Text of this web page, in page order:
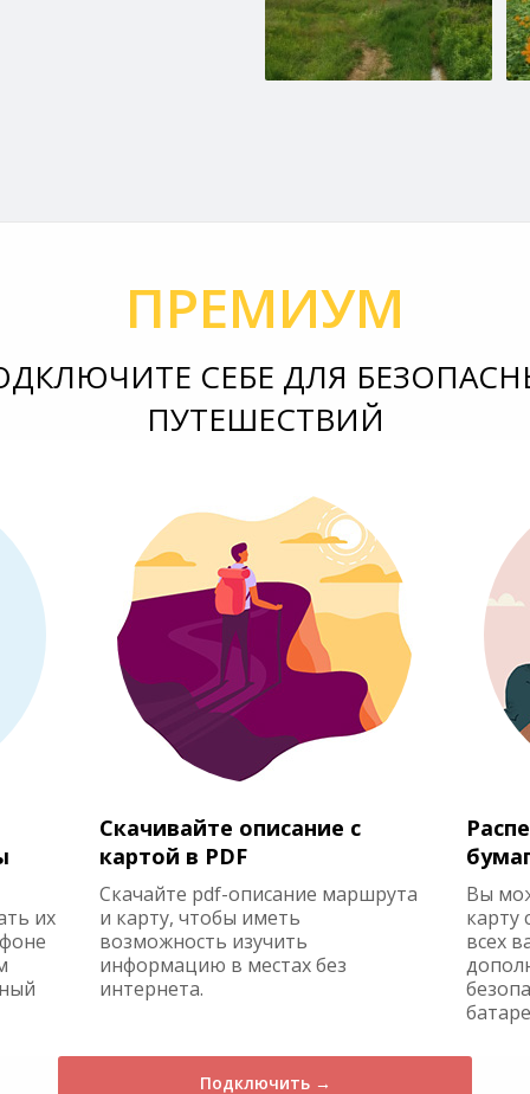
ПРЕМИУМ
СЕБЕ ДЛЯ
ПУТЕШЕСТВИЙ
их
Скачивайте описание с
картой в PDF
Скачайте pdf-описание маршрута
и карту, чтобы иметь
возможность изучить
информацию в местах без
интернета.
Вы
карту
всех
Подключить →